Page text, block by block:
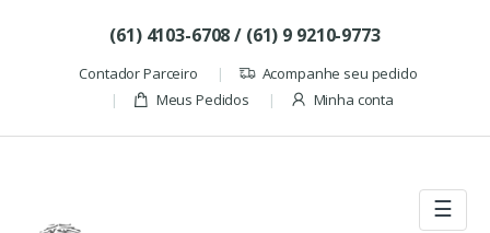
(61) 4103-6708 / (61) 9 9210-9773
Contador Parceiro
Acompanhe seu pedido
Meus Pedidos
Minha conta
☰